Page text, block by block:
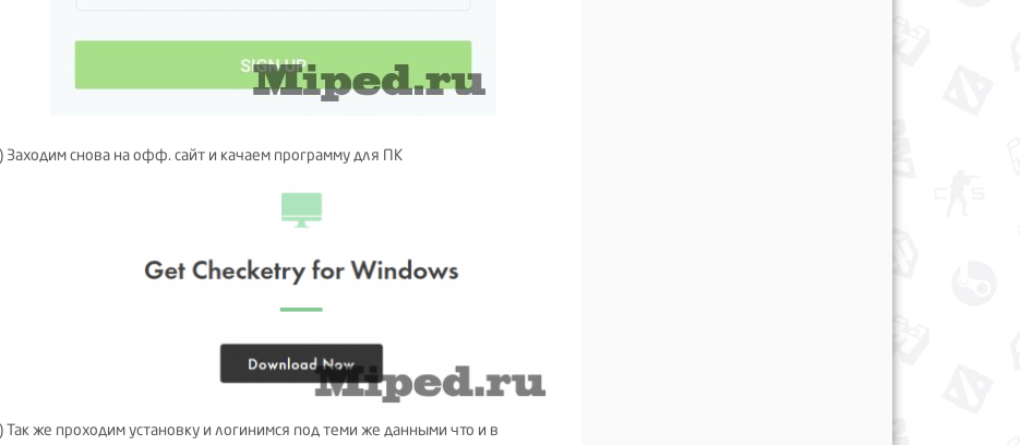
Заходим снова на офф. сайт и качаем программу для ПК
Так же проходим установку и логинимся под теми же данными что и в